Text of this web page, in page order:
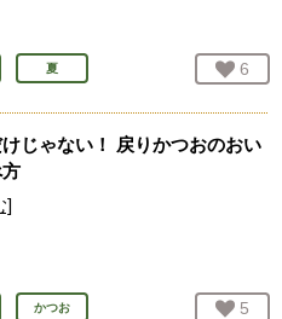
夏 お気
6
じゃない！ 戻りかつおのおい
]
かつお お気
5